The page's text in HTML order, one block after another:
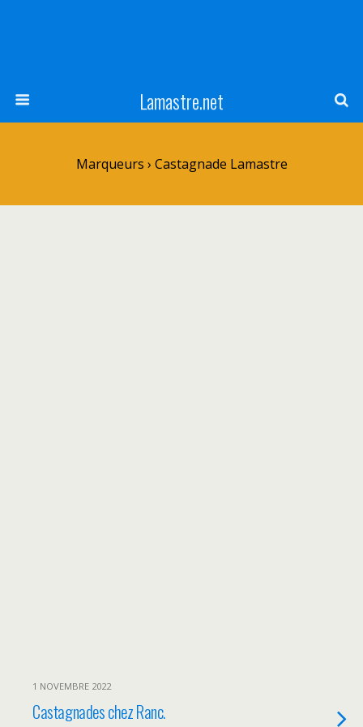
Lamastre.net
Marqueurs › Castagnade Lamastre
1 NOVEMBRE 2022
Castagnades chez Ranc.